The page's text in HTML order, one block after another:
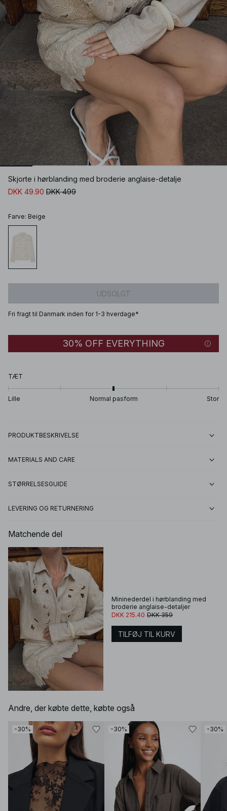
Skjorte i hørblanding med broderie anglaise-detalje
DKK 49.90 DKK 499
Farve: Beige
UDSOLGT
Fri fragt til Danmark inden for 1-3 hverdage*
30% OFF EVERYTHING
TÆT
Lille Normal pasform Stor
PRODUKTBESKRIVELSE
MATERIALS AND CARE
STØRRELSESGUIDE
LEVERING OG RETURNERING
Matchende del
Mininederdel i hørblanding med
broderie anglaise-detaljer
DKK 215.40 DKK 359
TILFØJ TIL KURV
Andre, der købte dette, købte også
-30% -30% -30%